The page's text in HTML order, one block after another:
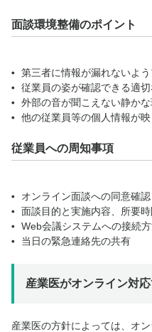
面談環境整備のポイント
第三者に情報が漏れないよ
従業員の姿が確認できる適
外部の音が聞こえない静か
他の従業員等の個人情報が
従業員への周知事項
オンライン面談への同意確認
面談目的と実施内容、所要
Web会議システムへの接続
当日の緊急連絡先の共有
産業医がオンライン対
産業医の方針によっては、オ